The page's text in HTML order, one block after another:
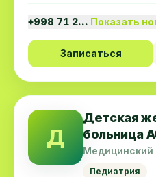
+998 71 2… Показать
Записаться
Д
Детская
больница
Медицинский
Педиатрия